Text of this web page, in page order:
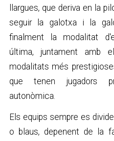
llargues, que deriva en la
seguir la galotxa i la
finalment la modalitat
última, juntament amb
modalitats més
que tenen jugadors
autonòmica.
Els equips sempre es
o blaus, depenent de la